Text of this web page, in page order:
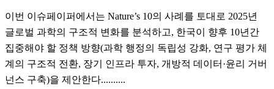
이번 이슈페이퍼에서는 Nature’s 10의 사례를 토대로 2025년
글로벌 과학의 구조적 변화를 분석하고, 한국이 향후 10년간
집중해야 할 정책 방향(과학 행정의 독립성 강화, 연구 평가 체
계의 구조적 전환, 장기 인프라 투자, 개방적 데이터·윤리 거버
넌스 구축)을 제안한다..........